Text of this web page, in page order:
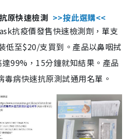
原快速檢測 >>按此選購<<
抗疫價發售快速檢測劑，單支
低至$20/支買到。產品以鼻咽拭
99%，15分鐘就知結果。產品
病快速抗原測試通用名單。